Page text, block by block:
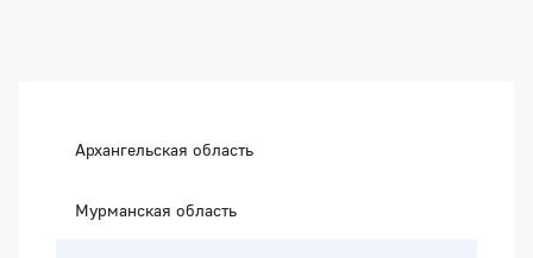
Архангельская область
Мурманская область